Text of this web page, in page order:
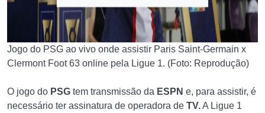
Jogo do PSG ao vivo onde assistir Paris Saint-Germain x
Clermont Foot 63 online pela Ligue 1. (Foto: Reprodução)
O jogo do PSG tem transmissão da ESPN e, para assistir, é
necessário ter assinatura de operadora de TV.A Ligue 1